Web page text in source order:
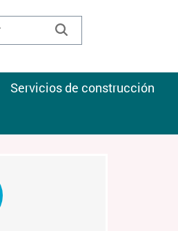
Servicios de construcción